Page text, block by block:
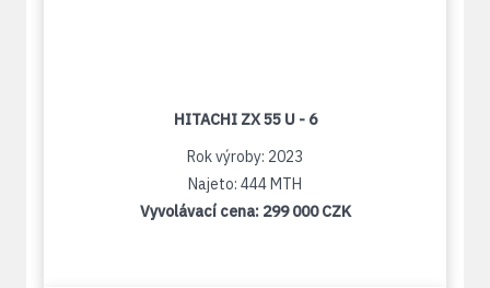
HITACHI ZX 55 U - 6
Rok výroby: 2023
Najeto: 444 MTH
Vyvolávací cena: 299 000 CZK